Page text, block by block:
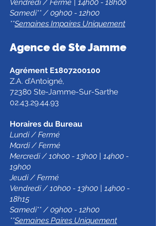
Vendredi / Fermé | 14h00 - 18h00
Samedi** / 09h00 - 12h00
**Semaines Impaires Uniquement
Agence de Ste Jamme
Agrément E1807200100
Z.A. d’Antoigné,
72380 Ste-Jamme-Sur-Sarthe
02.43.29.44.93
Horaires du Bureau
Lundi / Fermé
Mardi / Fermé
Mercredi / 10h00 - 13h00 | 14h00 -
19h00
Jeudi / Fermé
Vendredi / 10h00 - 13h00 | 14h00 -
18h15
Samedi** / 09h00 - 12h00
**Semaines Paires Uniquement